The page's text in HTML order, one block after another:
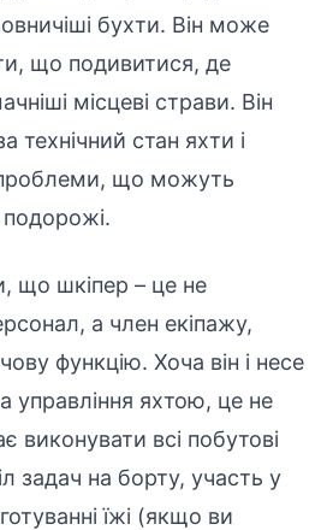
бухти. Він може
що подивитися, де
місцеві страви. Він
технічний стан яхти і
проблеми, що можуть
подорожі.
що шкіпер – це не
а член екіпажу,
функцію. Хоча він і несе
управління яхтою, це не
виконувати всі побутові
задач на борту, участь у
їжі (якщо ви